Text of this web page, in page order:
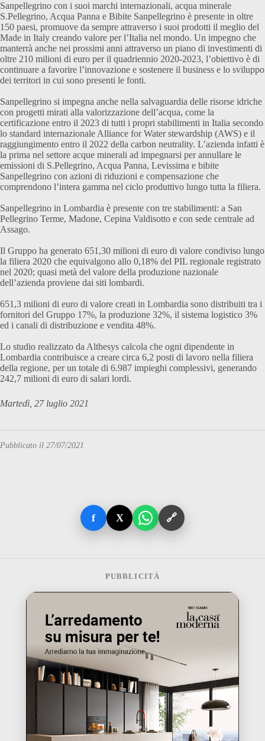
Sanpellegrino con i suoi marchi internazionali, acqua minerale
S.Pellegrino, Acqua Panna e Bibite Sanpellegrino è presente in oltre
150 paesi, promuove da sempre attraverso i suoi prodotti il meglio del
Made in Italy creando valore per l’Italia nel mondo. Un impegno che
manterrà anche nei prossimi anni attraverso un piano di investimenti di
oltre 210 milioni di euro per il quadriennio 2020-2023, l’obiettivo è di
continuare a favorire l’innovazione e sostenere il business e lo sviluppo
dei territori in cui sono presenti le fonti.
Sanpellegrino si impegna anche nella salvaguardia delle risorse idriche
con progetti mirati alla valorizzazione dell’acqua, come la
certificazione entro il 2023 di tutti i propri stabilimenti in Italia secondo
lo standard internazionale Alliance for Water stewardship (AWS) e il
raggiungimento entro il 2022 della carbon neutrality. L’azienda infatti è
la prima nel settore acque minerali ad impegnarsi per annullare le
emissioni di S.Pellegrino, Acqua Panna, Levissima e bibite
Sanpellegrino con azioni di riduzioni e compensazione che
comprendono l’intera gamma nel ciclo produttivo lungo tutta la filiera.
Sanpellegrino in Lombardia è presente con tre stabilimenti: a San
Pellegrino Terme, Madone, Cepina Valdisotto e con sede centrale ad
Assago.
Il Gruppo ha generato 651,30 milioni di euro di valore condiviso lungo
la filiera 2020 che equivalgono allo 0,18% del PIL regionale registrato
nel 2020; quasi metà del valore della produzione nazionale
dell’azienda proviene dai siti lombardi.
651,3 milioni di euro di valore creati in Lombardia sono distribuiti tra i
fornitori del Gruppo 17%, la produzione 32%, il sistema logistico 3%
ed i canali di distribuzione e vendita 48%.
Lo studio realizzato da Althesys calcola che ogni dipendente in
Lombardia contribuisce a creare circa 6,2 posti di lavoro nella filiera
della regione, per un totale di 6.987 impieghi complessivi, generando
242,7 milioni di euro di salari lordi.
Martedì, 27 luglio 2021
Pubblicato il 27/07/2021
f X 🔗
PUBBLICITÀ